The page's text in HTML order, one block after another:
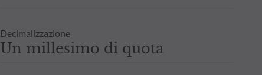
Decimalizzazione
Un millesimo di quota